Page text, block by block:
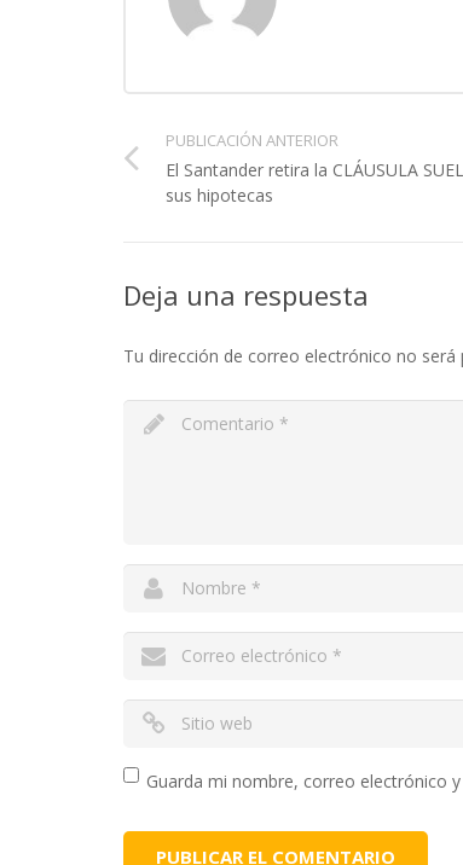
PUBLICACIÓN ANTERIOR
El Santander retira la CLÁUSULA
sus hipotecas
Deja una respuesta
Tu dirección de correo electrónico no será
Guarda mi nombre, correo electrónico